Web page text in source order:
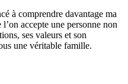
à comprendre davantage ma
accepte une personne non
ses valeurs et son
une véritable famille.​